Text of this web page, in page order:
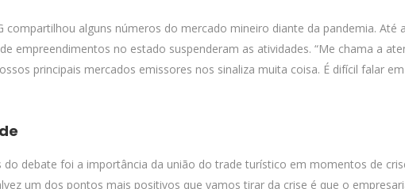
compartilhou alguns números do mercado mineiro diante da pandemia.
empreendimentos no estado suspenderam as atividades. “Me chama a
principais mercados emissores nos sinaliza muita coisa. É difícil falar
do debate foi a importância da união do trade turístico em momentos de
um dos pontos mais positivos que vamos tirar da crise é que o